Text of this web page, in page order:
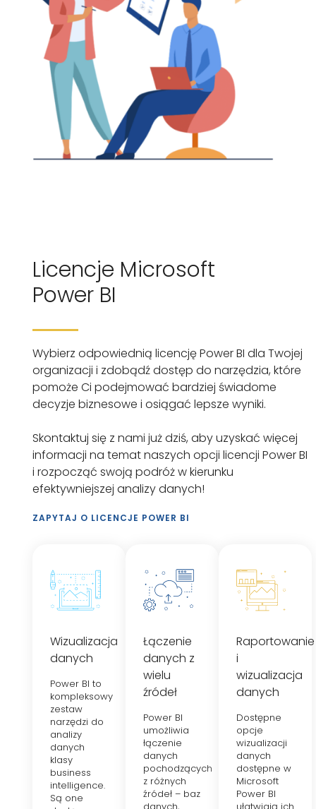
Licencje Microsoft
Power BI
Wybierz odpowiednią licencję Power BI dla Twojej
organizacji i zdobądź dostęp do narzędzia, które
pomoże Ci podejmować bardziej świadome
decyzje biznesowe i osiągać lepsze wyniki.
Skontaktuj się z nami już dziś, aby uzyskać więcej
informacji na temat naszych opcji licencji Power BI
i rozpocząć swoją podróż w kierunku
efektywniejszej analizy danych!
ZAPYTAJ O LICENCJE POWER BI
Wizualizacja
danych
Power BI to
kompleksowy
zestaw
narzędzi do
analizy
danych
klasy
business
intelligence.
Są one
Łączenie
danych z
wielu
źródeł
Power BI
umożliwia
łączenie
danych
pochodzących
z różnych
źródeł – baz
Raportowanie
i
wizualizacja
danych
Dostępne
opcje
wizualizacji
danych
dostępne w
Microsoft
Power BI